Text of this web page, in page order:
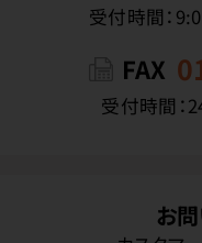
受付時間：
FAX
受付時間：
お